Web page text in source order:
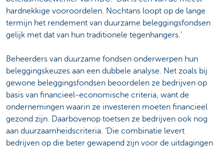
hardnekkige vooroordelen. Nochtans loopt op de lange
termijn het rendement van duurzame beleggingsfondsen
gelijk met dat van hun traditionele tegenhangers.’
Beheerders van duurzame fondsen onderwerpen hun
beleggingskeuzes aan een dubbele analyse. Net zoals bij
gewone beleggingsfondsen beoordelen ze bedrijven op
basis van financieel-economische criteria, want de
ondernemingen waarin ze investeren moeten financieel
gezond zijn. Daarbovenop toetsen ze bedrijven ook nog
aan duurzaamheidscriteria. ‘Die combinatie levert
bedrijven op die beter gewapend zijn voor de uitdagingen